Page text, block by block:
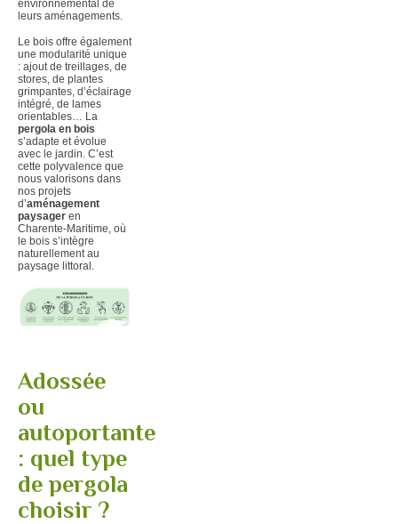
environnemental de
leurs aménagements.
Le bois offre également
une modularité unique
: ajout de treillages, de
stores, de plantes
grimpantes, d’éclairage
intégré, de lames
orientables… La
pergola en bois
s’adapte et évolue
avec le jardin. C’est
cette polyvalence que
nous valorisons dans
nos projets
d’aménagement
paysager en
Charente-Maritime, où
le bois s’intègre
naturellement au
paysage littoral.
Adossée
ou
autoportante
: quel type
de pergola
choisir ?